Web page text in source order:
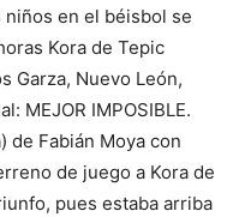
en el béisbol se
Kora de Tepic
Garza, Nuevo León,
MEJOR IMPOSIBLE.
de Fabián Moya con
de juego a Kora de
pues estaba arriba